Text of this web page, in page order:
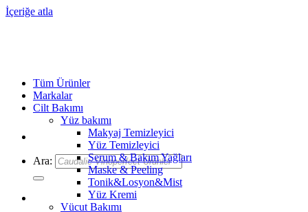
İçeriğe atla
Ara:
Tüm Ürünler
Markalar
Cilt Bakımı
Yüz bakımı
Makyaj Temizleyici
Yüz Temizleyici
Serum & Bakım Yağları
Maske & Peeling
Tonik&Losyon&Mist
Yüz Kremi
Vücut Bakımı